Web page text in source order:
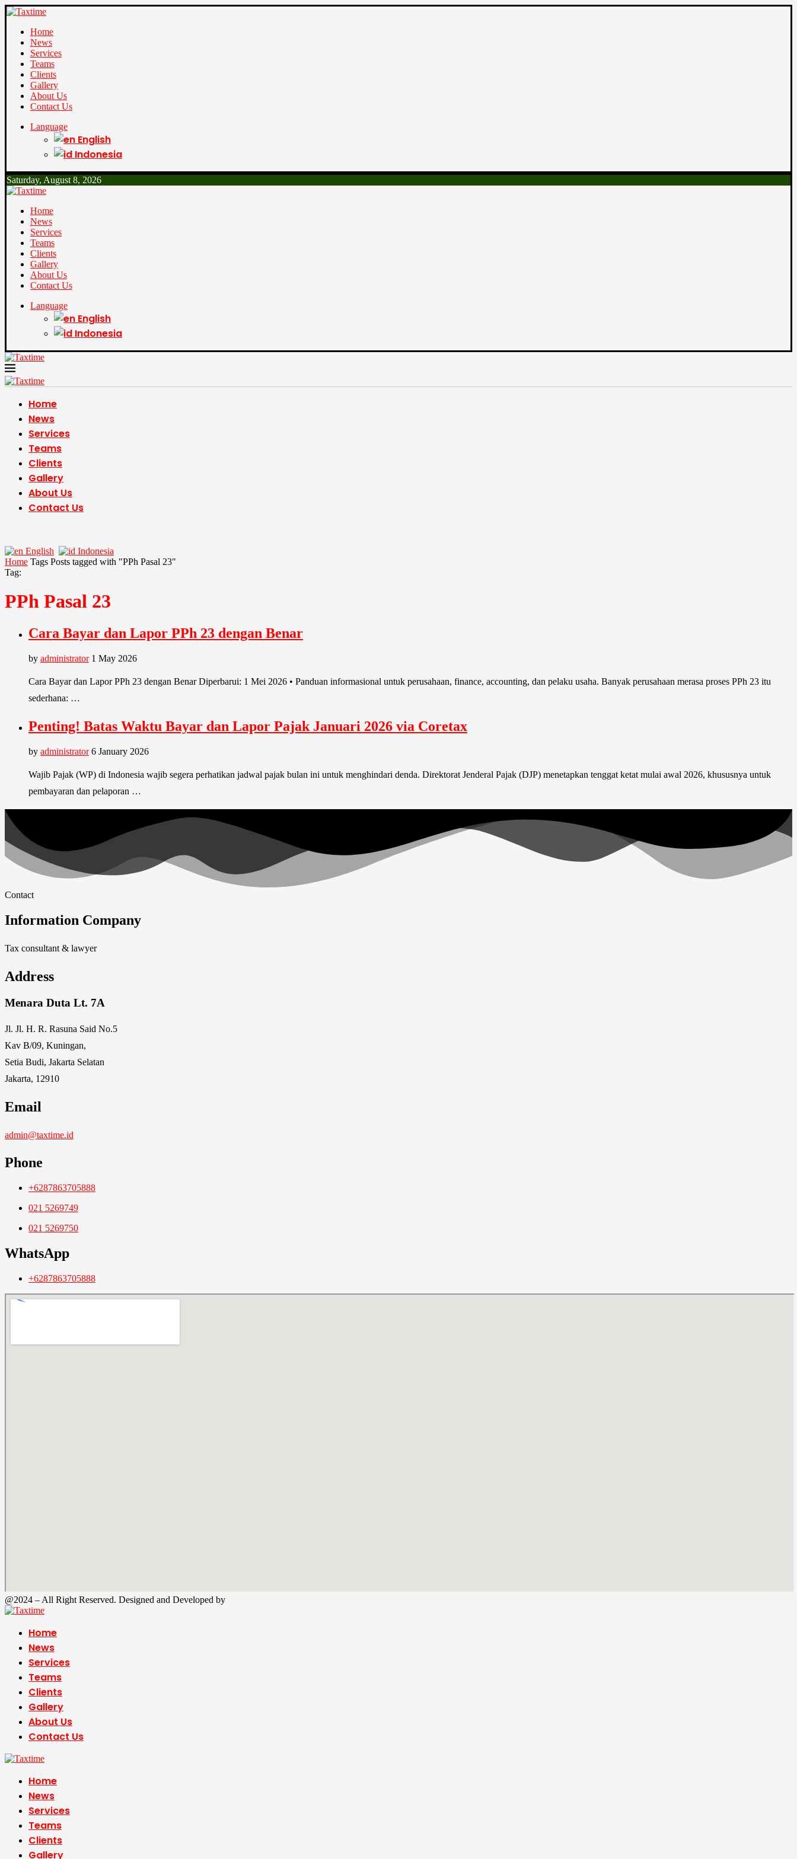
Home
News
Services
Teams
Clients
Gallery
About Us
Contact Us
Language
English
Indonesia
Saturday, August 8, 2026
Home
News
Services
Teams
Clients
Gallery
About Us
Contact Us
Language
English
Indonesia
Home
News
Services
Teams
Clients
Gallery
About Us
Contact Us
English
Indonesia
Home Tags Posts tagged with "PPh Pasal 23"
Tag:
PPh Pasal 23
Cara Bayar dan Lapor PPh 23 dengan Benar
by administrator 1 May 2026
Cara Bayar dan Lapor PPh 23 dengan Benar Diperbarui: 1 Mei 2026 • Panduan informasional untuk perusahaan, finance, accounting, dan pelaku usaha. Banyak perusahaan merasa proses PPh 23 itu
sederhana: …
Penting! Batas Waktu Bayar dan Lapor Pajak Januari 2026 via Coretax
by administrator 6 January 2026
Wajib Pajak (WP) di Indonesia wajib segera perhatikan jadwal pajak bulan ini untuk menghindari denda. Direktorat Jenderal Pajak (DJP) menetapkan tenggat ketat mulai awal 2026, khususnya untuk
pembayaran dan pelaporan …
Contact
Information Company
Tax consultant & lawyer
Address
Menara Duta Lt. 7A
Jl. Jl. H. R. Rasuna Said No.5
Kav B/09, Kuningan,
Setia Budi, Jakarta Selatan
Jakarta, 12910
Email
admin@taxtime.id
Phone
+6287863705888
021 5269749
021 5269750
WhatsApp
+6287863705888
@2024 – All Right Reserved. Designed and Developed by
Home
News
Services
Teams
Clients
Gallery
About Us
Contact Us
Home
News
Services
Teams
Clients
Gallery